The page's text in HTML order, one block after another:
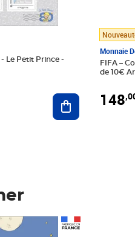
Le Petit Prince -
Ajouter au
Monnaie
FIFA –
de 10€
148